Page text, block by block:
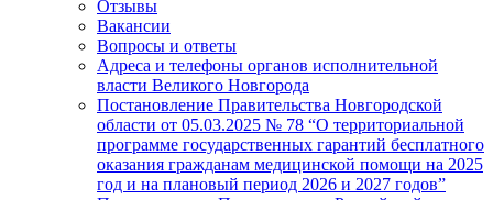
Отзывы
Вакансии
Вопросы и ответы
Адреса и телефоны органов исполнительной
власти Великого Новгорода
Постановление Правительства Новгородской
области от 05.03.2025 № 78 “О территориальной
программе государственных гарантий бесплатного
оказания гражданам медицинской помощи на 2025
год и на плановый период 2026 и 2027 годов”